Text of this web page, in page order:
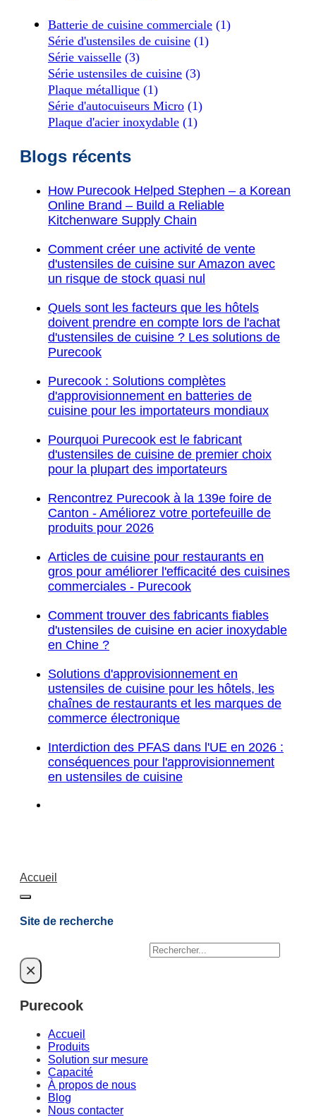
Batterie de cuisine commerciale (1)
Série d'ustensiles de cuisine (1)
Série vaisselle (3)
Série ustensiles de cuisine (3)
Plaque métallique (1)
Série d'autocuiseurs Micro (1)
Plaque d'acier inoxydable (1)
Blogs récents
How Purecook Helped Stephen – a Korean
Online Brand – Build a Reliable
Kitchenware Supply Chain
Comment créer une activité de vente
d'ustensiles de cuisine sur Amazon avec
un risque de stock quasi nul
Quels sont les facteurs que les hôtels
doivent prendre en compte lors de l'achat
d'ustensiles de cuisine ? Les solutions de
Purecook
Purecook : Solutions complètes
d'approvisionnement en batteries de
cuisine pour les importateurs mondiaux
Pourquoi Purecook est le fabricant
d'ustensiles de cuisine de premier choix
pour la plupart des importateurs
Rencontrez Purecook à la 139e foire de
Canton - Améliorez votre portefeuille de
produits pour 2026
Articles de cuisine pour restaurants en
gros pour améliorer l'efficacité des cuisines
commerciales - Purecook
Comment trouver des fabricants fiables
d'ustensiles de cuisine en acier inoxydable
en Chine ?
Solutions d'approvisionnement en
ustensiles de cuisine pour les hôtels, les
chaînes de restaurants et les marques de
commerce électronique
Interdiction des PFAS dans l'UE en 2026 :
conséquences pour l'approvisionnement
en ustensiles de cuisine
Accueil
Site de recherche
Rechercher
×
Purecook
Accueil
Produits
Solution sur mesure
Capacité
À propos de nous
Blog
Nous contacter